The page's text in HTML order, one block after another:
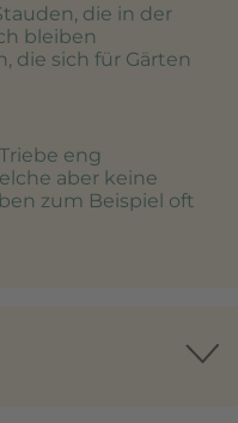
die in der
bleiben
die sich für Gärten
eng
aber keine
zum Beispiel oft